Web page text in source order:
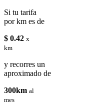
Si tu tarifa
por km es de
$ 0.42 x
km
y recorres un
aproximado de
300km al
mes